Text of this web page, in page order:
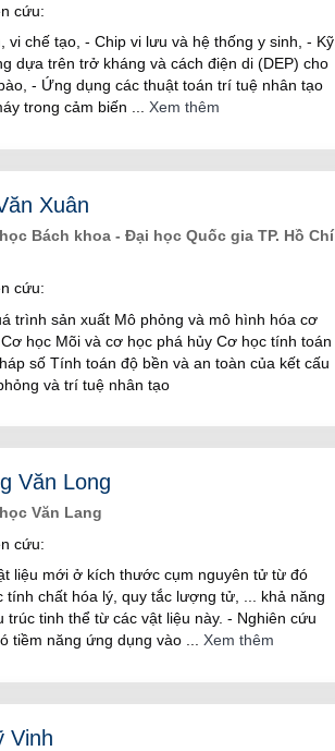
cứu:
vi chế tạo, - Chip vi lưu và hệ thống y sinh, - Kỹ
dựa trên trở kháng và cách điện di (DEP) cho
- Ứng dụng các thuật toán trí tuệ nhân tạo
trong cảm biến
Xem thêm
Xuân
Bách khoa - Đại học Quốc gia TP. Hồ Chí
cứu:
trình sản xuất Mô phỏng và mô hình hóa cơ
học Mõi và cơ học phá hủy Cơ học tính toán
số Tính toán độ bền và an toàn của kết cấu
và trí tuệ nhân tạo
Văn Long
Văn Lang
cứu:
liệu mới ở kích thước cụm nguyên tử từ đó
tính chất hóa lý, quy tắc lượng tử, ... khả năng
trúc tinh thể từ các vật liệu này. - Nghiên cứu
tiềm năng ứng dụng vào
Xem thêm
Vinh